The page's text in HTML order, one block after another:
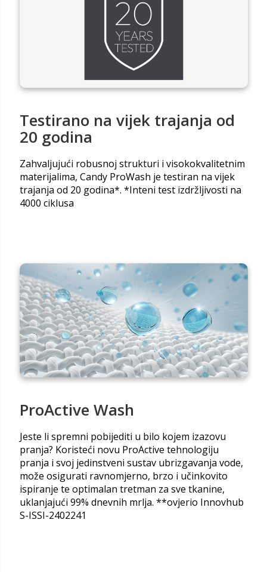
Testirano na vijek trajanja od
20 godina
Zahvaljujući robusnoj strukturi i visokokvalitetnim
materijalima, Candy ProWash je testiran na vijek
trajanja od 20 godina*. *Inteni test izdržljivosti na
4000 ciklusa
ProActive Wash
Jeste li spremni pobijediti u bilo kojem izazovu
pranja? Koristeći novu ProActive tehnologiju
pranja i svoj jedinstveni sustav ubrizgavanja vode,
može osigurati ravnomjerno, brzo i učinkovito
ispiranje te optimalan tretman za sve tkanine,
uklanjajući 99% dnevnih mrlja. **ovjerio Innovhub
S-ISSI-2402241